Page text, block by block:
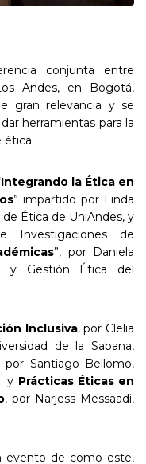
conjunta entre
Andes, en Bogotá,
gran relevancia y se
herramientas para la
ética.
Integrando la Ética en
” impartido por Linda
Ética de UniAndes, y
Investigaciones de
”, por Daniela
y Gestión Ética del
Inclusiva, por Clelia
de la Sabana,
por Santiago Bellomo,
y Prácticas Éticas en
, por Narjess Messaadi,
evento de como este,